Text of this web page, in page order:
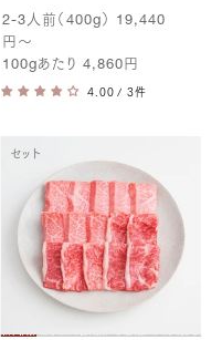
2-3人前（400g ） 19,440
円 〜
100g あたり4,860 円
/ 3件
セット